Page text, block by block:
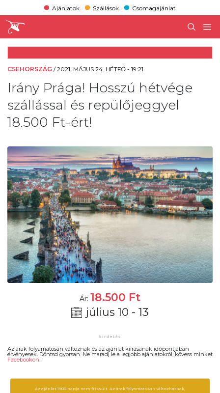
Ajánlatok Szállások Csomagajánlat
CSEHORSZÁG /2021. MÁJUS 24. HÉTFŐ - 19:21
Irány Prága! Hosszú hétvége
szállással és repülőjeggyel
18.500 Ft-ért!
Ár: 18.500 Ft
július 10 - 13
Az árak folyamatosan változnak és az ajánlat kiírásanak időpontjában
érvényesek. Döntsd gyorsan. Ne maradj le a legjobb ajánlatokról, kövess minket
Facebookon!
Az ajánlat 1900 napja nem frissült. Az árak folyamatosan változhatnak,